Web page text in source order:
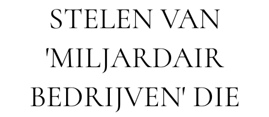
STELEN VAN
'MILJARDAIR
BEDRIJVEN' DIE